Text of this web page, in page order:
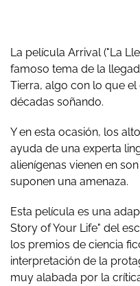
La película Arrival ("La
famoso tema de la
Tierra, algo con lo que
décadas soñando.
Y en esta ocasión, los
ayuda de una experta
alienígenas vienen en
suponen una amenaza.
Esta película es una
Story of Your Life" del
los premios de ciencia
interpretación de la
muy alabada por la